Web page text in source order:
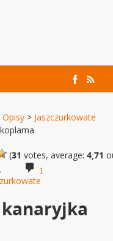
Opisy > Jaszczurkowate
(31 votes, average:4,71
1